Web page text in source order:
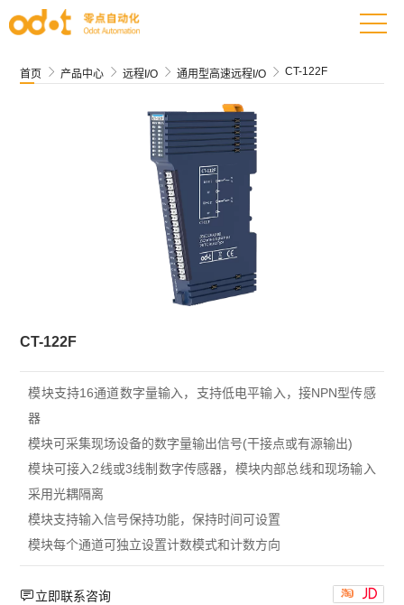
首页  产品中心  远程I/O  通用型高速远程I/O  CT-122F
CT-122F
模块支持16通道数字量输入，支持低电平输入，接NPN型传感
器
模块可采集现场设备的数字量输出信号(干接点或有源输出)
模块可接入2线或3线制数字传感器，模块内部总线和现场输入
采用光耦隔离
模块支持输入信号保持功能，保持时间可设置
模块每个通道可独立设置计数模式和计数方向
立即联系咨询  